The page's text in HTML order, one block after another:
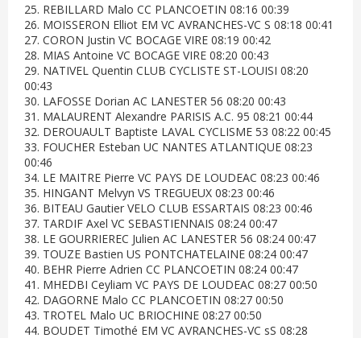
25. REBILLARD Malo CC PLANCOETIN 08:16 00:39
26. MOISSERON Elliot EM VC AVRANCHES-VC S 08:18 00:41
27. CORON Justin VC BOCAGE VIRE 08:19 00:42
28. MIAS Antoine VC BOCAGE VIRE 08:20 00:43
29. NATIVEL Quentin CLUB CYCLISTE ST-LOUISI 08:20
00:43
30. LAFOSSE Dorian AC LANESTER 56 08:20 00:43
31. MALAURENT Alexandre PARISIS A.C. 95 08:21 00:44
32. DEROUAULT Baptiste LAVAL CYCLISME 53 08:22 00:45
33. FOUCHER Esteban UC NANTES ATLANTIQUE 08:23
00:46
34. LE MAITRE Pierre VC PAYS DE LOUDEAC 08:23 00:46
35. HINGANT Melvyn VS TREGUEUX 08:23 00:46
36. BITEAU Gautier VELO CLUB ESSARTAIS 08:23 00:46
37. TARDIF Axel VC SEBASTIENNAIS 08:24 00:47
38. LE GOURRIEREC Julien AC LANESTER 56 08:24 00:47
39. TOUZE Bastien US PONTCHATELAINE 08:24 00:47
40. BEHR Pierre Adrien CC PLANCOETIN 08:24 00:47
41. MHEDBI Ceyliam VC PAYS DE LOUDEAC 08:27 00:50
42. DAGORNE Malo CC PLANCOETIN 08:27 00:50
43. TROTEL Malo UC BRIOCHINE 08:27 00:50
44. BOUDET Timothé EM VC AVRANCHES-VC sS 08:28